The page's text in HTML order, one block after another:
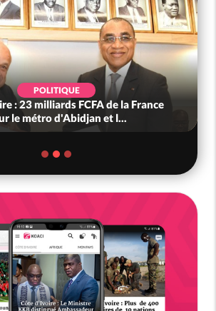
POLITIQUE
: 23 milliards FCFA de la France
le métro d'Abidjan et l...